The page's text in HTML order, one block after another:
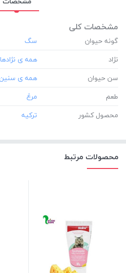
مشخصات کلی
گونه حیوان
نژاد
سن حیوان
طعم
محصول کشور
محصولات مرتبط